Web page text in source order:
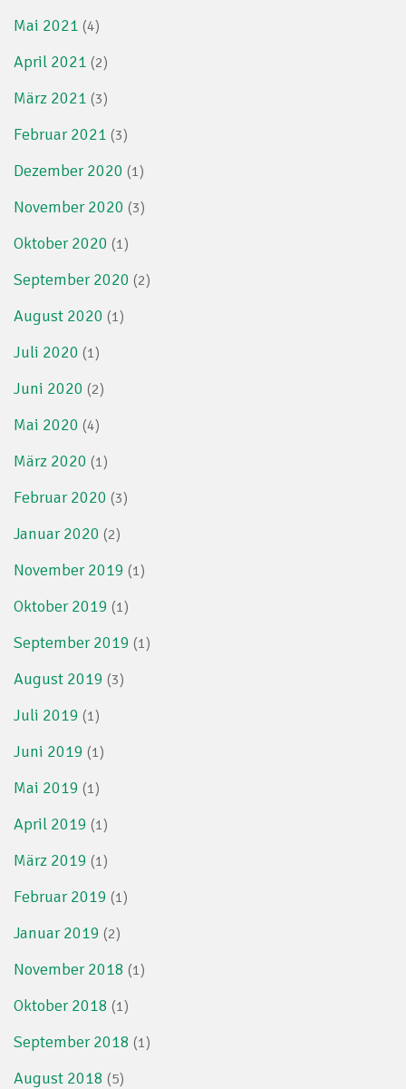
Mai 2021 (4)
April 2021 (2)
März 2021 (3)
Februar 2021 (3)
Dezember 2020 (1)
November 2020 (3)
Oktober 2020 (1)
September 2020 (2)
August 2020 (1)
Juli 2020 (1)
Juni 2020 (2)
Mai 2020 (4)
März 2020 (1)
Februar 2020 (3)
Januar 2020 (2)
November 2019 (1)
Oktober 2019 (1)
September 2019 (1)
August 2019 (3)
Juli 2019 (1)
Juni 2019 (1)
Mai 2019 (1)
April 2019 (1)
März 2019 (1)
Februar 2019 (1)
Januar 2019 (2)
November 2018 (1)
Oktober 2018 (1)
September 2018 (1)
August 2018 (5)